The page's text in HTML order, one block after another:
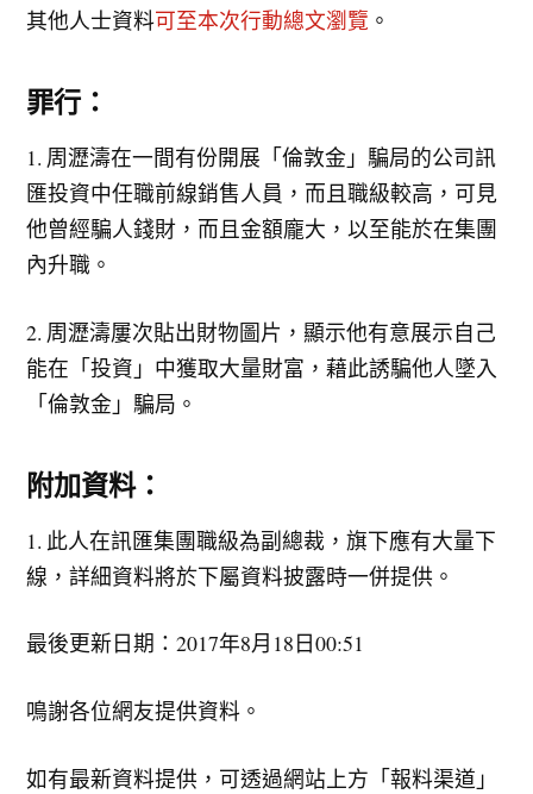
其他人士資料可至本次行動總文瀏覽 。
罪行：
1. 周瀝濤在一間有份開展「倫敦金」騙局的公司訊
匯投資中任職前線銷售人員，而且職級較高，可見
他曾經騙人錢財，而且金額龐大，以至能於在集團
內升職。
2. 周瀝濤屢次貼出財物圖片，顯示他有意展示自己
能在「投資」中獲取大量財富，藉此誘騙他人墜入
「倫敦金」騙局。
附加資料：
1. 此人在訊匯集團職級為副總裁，旗下應有大量下
線，詳細資料將於下屬資料披露時一併提供。
最後更新日期：2017年8月18日00:51
鳴謝各位網友提供資料。
如有最新資料提供，可透過網站上方「報料渠道」